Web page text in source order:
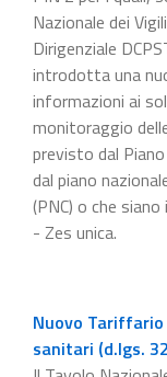
Nazionale dei
Dirigenziale
introdotta una
informazioni ai
monitoraggio
previsto dal
dal piano
(PNC) o che
- Zes unica.
Nuovo Tariffario
sanitari (d.lgs.